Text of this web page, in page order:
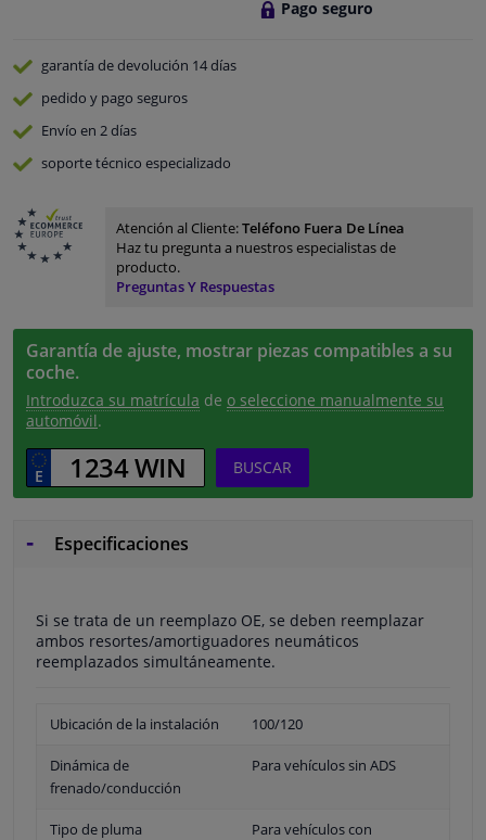
Pago seguro
garantía de devolución 14 días
pedido y pago seguros
Envío en 2 días
soporte técnico especializado
Atención al Cliente:Teléfono Fuera De Línea
Haz tu pregunta a nuestros especialistas de
producto.
Preguntas Y Respuestas
Garantía de ajuste, mostrar piezas compatibles a su
coche.
Introduzca su matrícula de o seleccione manualmente su
automóvil.
BUSCAR
Especificaciones
Si se trata de un reemplazo OE, se deben reemplazar
ambos resortes/amortiguadores neumáticos
reemplazados simultáneamente.
Ubicación de la instalación 100/120
Dinámica de
frenado/conducción
Para vehículos sin ADS
Tipo de pluma
Para vehículos con